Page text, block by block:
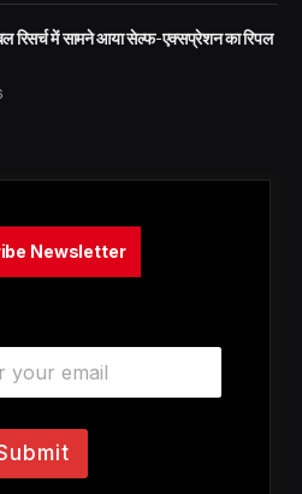
रिसर्च में सामने आया सेल्फ-एक्सप्रेशन का रिपल
Newsletter